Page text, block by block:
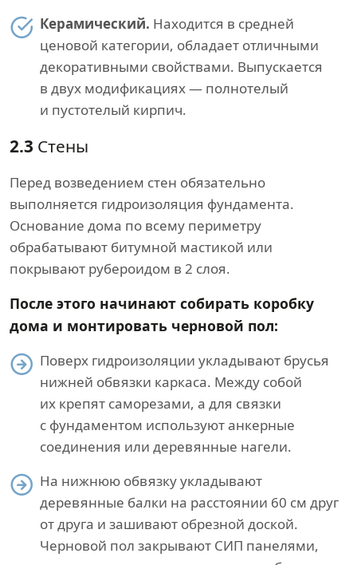
Керамический. Находится в средней
ценовой категории, обладает отличными
декоративными свойствами. Выпускается
в двух модификациях — полнотелый
и пустотелый кирпич.
2.3 Стены
Перед возведением стен обязательно
выполняется гидроизоляция фундамента.
Основание дома по всему периметру
обрабатывают битумной мастикой или
покрывают рубероидом в 2 слоя.
После этого начинают собирать коробку
дома и монтировать черновой пол:
Поверх гидроизоляции укладывают брусья
нижней обвязки каркаса. Между собой
их крепят саморезами, а для связки
с фундаментом используют анкерные
соединения или деревянные нагели.
На нижнюю обвязку укладывают
деревянные балки на расстоянии 60 см друг
от друга и зашивают обрезной доской.
Черновой пол закрывают СИП панелями,